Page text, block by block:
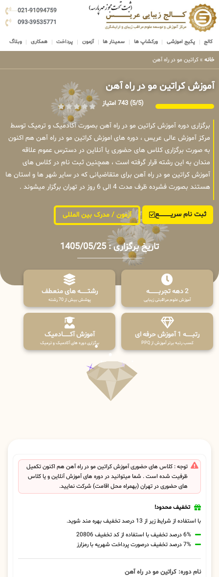
021-91094759
093-39535771
کالج پکیج اموزشی ورکشاپ ها سمینار ها آزمون پرداخت همکاری وبلاگ
خانه » کراتین مو در راه آهن
آموزش کراتین مو در راه آهن
(5/5) 743 امتیاز
برگزاری دوره آموزش کراتین مو در راه آهن بصورت آکادمیک و ترمیک توسط
مرکز آموزش عالی عریس ، دوره های اموزش کراتین مو در راه آهن هم اکنون
به صورت برگزاری کلاس های حضوری یا آنلاین در دسترس عموم علاقه
مندان به این رشته قرار گرفته است ، همچنین ثبت نام در کلاس های
آموزش کراتین مو در راه آهن برای متقاضیانی که در سایر شهر ها و استان ها
هستند بصورت فشرده ظرف مدت 4 الی 6 روز در تهران برگزار میشوند .
ثبت نام سریــــــــــــع آزمون / مدرک بین المللی
تاریخ برگزاری : 1405/05/25
2 دهه تجربـــــــــه
آموزش علوم مراقبتی زیبایی
رشتـــــــه های منعطف
پوشش بیش از 70 رشته
رتبــــــه 1 آموزش حرفه ای
کسب رتبه برتر آموزش از PPQ
آموزش آکـــــــادمیک
برگزاری دوره های آکادمیک و ترمیک
توجه : کلاس های حضوری آموزش کراتین مو در راه آهن هم اکنون تکمیل
ظرفیت شده است . شما میتوانید در دوره های آموزش آنلاین و یا کلاس
های حضوری در تهران (بهمراه محل اقامت) شرکت نمایید.
تخفیف محدود!
با استفاده از شرایط زیر از 13 درصد تخفیف بهره مند شوید.
6% درصد تخفیف با استفاده از کد تخفیف 20806
7% درصد تخفیف درصورت پرداخت شهریه با رمزارز
نام دوره: کراتین مو در راه آهن